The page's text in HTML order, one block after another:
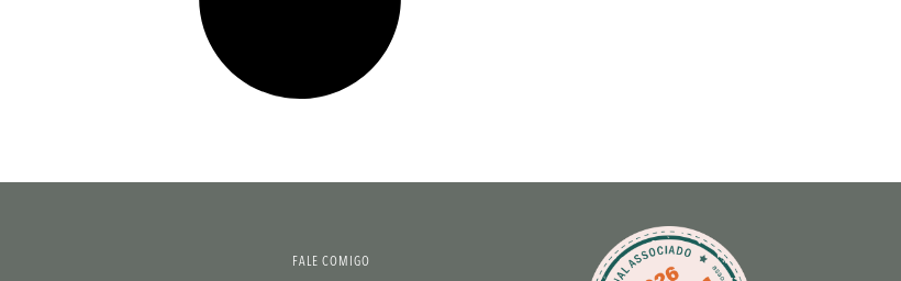
FALE COMIGO